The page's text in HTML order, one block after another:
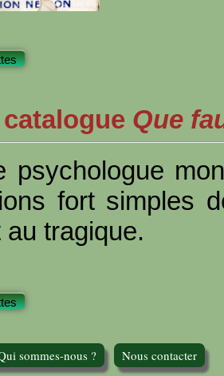
Que
psychologue
fort simples
tragique.
sommes-nous ? Nous contacter